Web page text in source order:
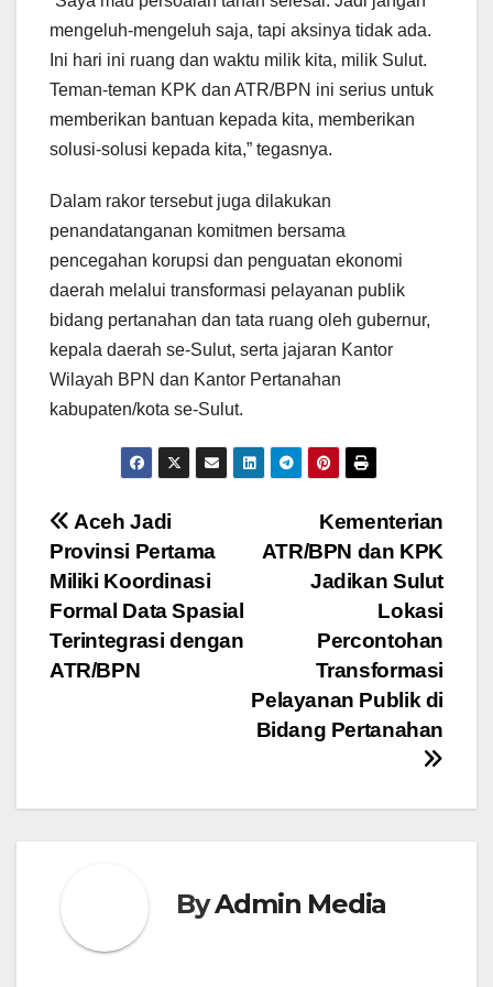
mengeluh-mengeluh saja, tapi aksinya tidak ada.
Ini hari ini ruang dan waktu milik kita, milik Sulut.
Teman-teman KPK dan ATR/BPN ini serius untuk
memberikan bantuan kepada kita, memberikan
solusi-solusi kepada kita,” tegasnya.
Dalam rakor tersebut juga dilakukan
penandatanganan komitmen bersama
pencegahan korupsi dan penguatan ekonomi
daerah melalui transformasi pelayanan publik
bidang pertanahan dan tata ruang oleh gubernur,
kepala daerah se-Sulut, serta jajaran Kantor
Wilayah BPN dan Kantor Pertanahan
kabupaten/kota se-Sulut.
Navigasi
pos
Kementerian
ATR/BPN dan KPK
Jadikan Sulut
Lokasi
Percontohan
Transformasi
Pelayanan Publik di
Bidang Pertanahan
Aceh Jadi
Provinsi Pertama
Miliki Koordinasi
Formal Data Spasial
Terintegrasi dengan
ATR/BPN
ByAdmin Media